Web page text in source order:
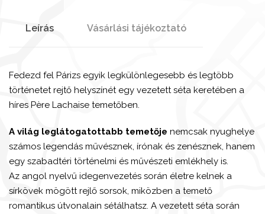
Leírás Vásárlási tájékoztató
Fedezd fel Párizs egyik legkülönlegesebb és legtöbb
történetet rejtő helyszínét egy vezetett séta keretében a
híres Père Lachaise temetőben.
A világ leglátogatottabb temetője nemcsak nyughelye
számos legendás művésznek, írónak és zenésznek, hanem
egy szabadtéri történelmi és művészeti emlékhely is.
Az angol nyelvű idegenvezetés során életre kelnek a
sírkövek mögött rejlő sorsok, miközben a temető
romantikus útvonalain sétálhatsz. A vezetett séta során